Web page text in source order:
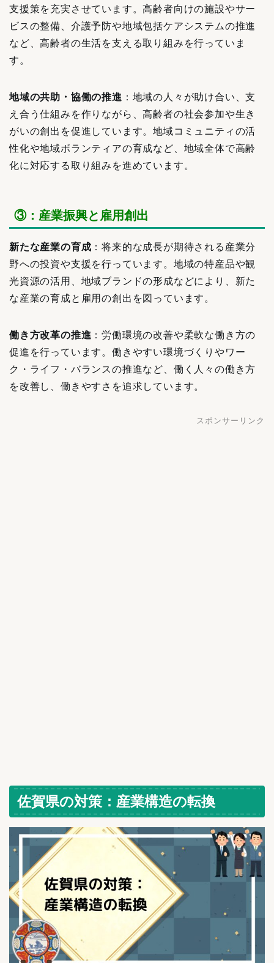
支援策を充実させています。高齢者向けの施設やサー
ビスの整備、介護予防や地域包括ケアシステムの推進
など、高齢者の生活を支える取り組みを行っていま
す。
地域の共助・協働の推進 ：地域の人々が助け合い、支
え合う仕組みを作りながら、高齢者の社会参加や生き
がいの創出を促進しています。地域コミュニティの活
性化や地域ボランティアの育成など、地域全体で高齢
化に対応する取り組みを進めています。
③：産業振興と雇用創出
新たな産業の育成 ：将来的な成長が期待される産業分
野への投資や支援を行っています。地域の特産品や観
光資源の活用、地域ブランドの形成などにより、新た
な産業の育成と雇用の創出を図っています。
働き方改革の推進 ：労働環境の改善や柔軟な働き方の
促進を行っています。働きやすい環境づくりやワー
ク・ライフ・バランスの推進など、働く人々の働き方
を改善し、働きやすさを追求しています。
スポンサーリンク
佐賀県の対策：産業構造の転換